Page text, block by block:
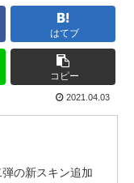
はてブ
コピー
2021.04.03
の新スキン追加